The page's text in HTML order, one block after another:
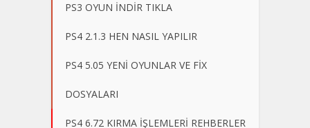
PS3 OYUN İNDİR TIKLA
PS4 2.1.3 HEN NASIL YAPILIR
PS4 5.05 YENİ OYUNLAR VE FİX
DOSYALARI
PS4 6.72 KIRMA İŞLEMLERİ REHBERLER